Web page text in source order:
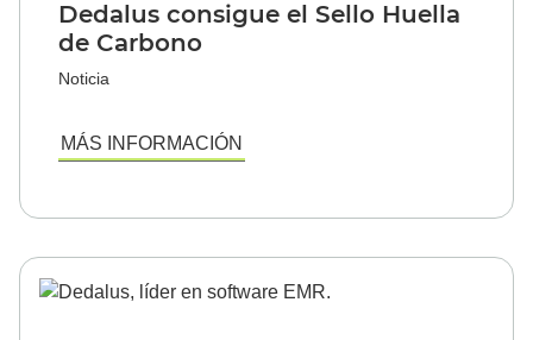
Dedalus consigue el Sello Huella
de Carbono
Noticia
MÁS INFORMACIÓN